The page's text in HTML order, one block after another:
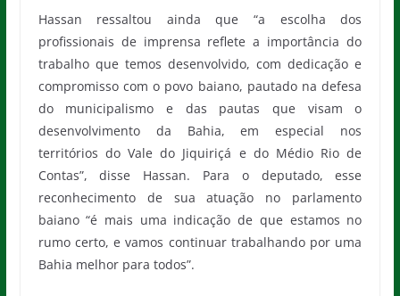
Hassan ressaltou ainda que “a escolha dos
profissionais de imprensa reflete a importância do
trabalho que temos desenvolvido, com dedicação e
compromisso com o povo baiano, pautado na defesa
do municipalismo e das pautas que visam o
desenvolvimento da Bahia, em especial nos
territórios do Vale do Jiquiriçá e do Médio Rio de
Contas”, disse Hassan. Para o deputado, esse
reconhecimento de sua atuação no parlamento
baiano “é mais uma indicação de que estamos no
rumo certo, e vamos continuar trabalhando por uma
Bahia melhor para todos”.